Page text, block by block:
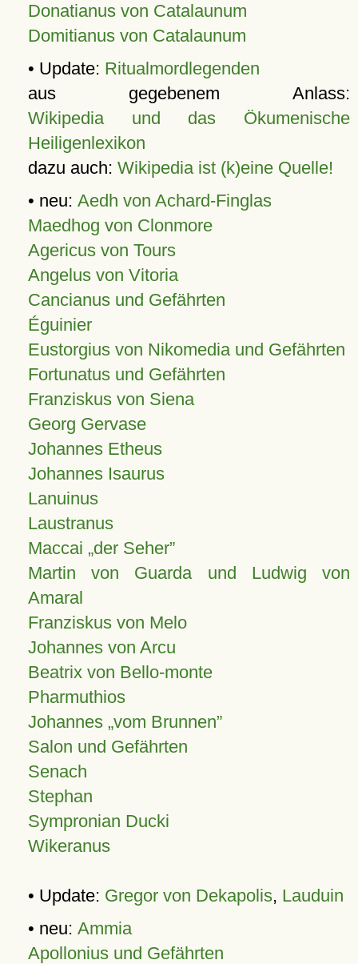
Donatianus von Catalaunum
Domitianus von Catalaunum
• Update: Ritualmordlegenden
aus gegebenem Anlass:
Wikipedia und das Ökumenische
Heiligenlexikon
dazu auch: Wikipedia ist (k)eine Quelle!
• neu: Aedh von Achard-Finglas
Maedhog von Clonmore
Agericus von Tours
Angelus von Vitoria
Cancianus und Gefährten
Éguinier
Eustorgius von Nikomedia und Gefährten
Fortunatus und Gefährten
Franziskus von Siena
Georg Gervase
Johannes Etheus
Johannes Isaurus
Lanuinus
Laustranus
Maccai „der Seher”
Martin von Guarda und Ludwig von
Amaral
Franziskus von Melo
Johannes von Arcu
Beatrix von Bello-monte
Pharmuthios
Johannes vom Brunnen
Salon und Gefährten
Senach
Stephan
Sympronian Ducki
Wikeranus
• Update: Gregor von Dekapolis, Lauduin
• neu: Ammia
Apollonius und Gefährten